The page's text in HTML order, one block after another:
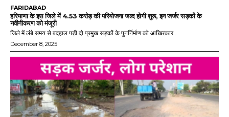
FARIDABAD
हरियाणा के इस जिले में 4.53 करोड़ की परियोजना जल्द होगी शुरू, इन जर्जर सड़कों के
नवीनीकरण को मंजूरी
जिले में लंबे समय से बदहाल पड़ी दो प्रमुख सड़कों के पुनर्निर्माण को आखिरकार...
December 8, 2025